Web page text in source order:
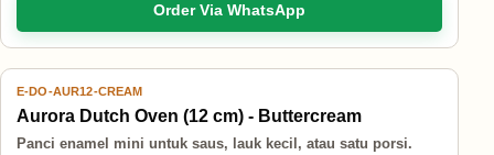
Order Via WhatsApp
12% OFF
E-DO-AUR12-CREAM
Aurora Dutch Oven (12 cm) - Buttercream
Panci enamel mini untuk saus, lauk kecil, atau satu porsi.